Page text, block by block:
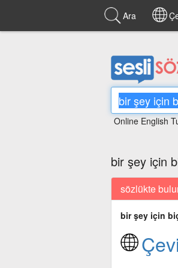
Ara
Online English
bir şey için
sözlükte
bir şey için